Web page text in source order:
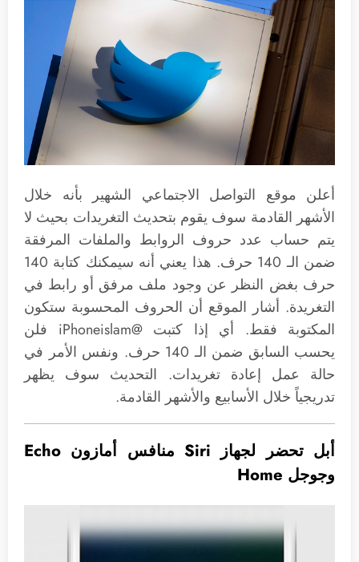
أعلن موقع التواصل الاجتماعي الشهير بأنه خلال
الأشهر القادمة سوف يقوم بتحديث التغريدات بحيث لا
يتم حساب عدد حروف الروابط والملفات المرفقة
ضمن الـ 140 حرف. هذا يعني أنه سيمكنك كتابة 140
حرف بغض النظر عن وجود ملف مرفق أو رابط في
التغريدة. أشار الموقع أن الحروف المحسوبة ستكون
المكتوبة فقط. أي إذا كتبت @iPhoneislam فلن
يحسب السابق ضمن الـ 140 حرف. ونفس الأمر في
حالة عمل إعادة تغريدات. التحديث سوف يظهر
تدريجياً خلال الأسابيع والأشهر القادمة.
أبل تحضر لجهاز Siri منافس أمازون Echo
وجوجل Home